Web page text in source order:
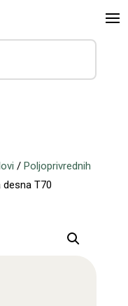
/ Poljoprivrednih
T70